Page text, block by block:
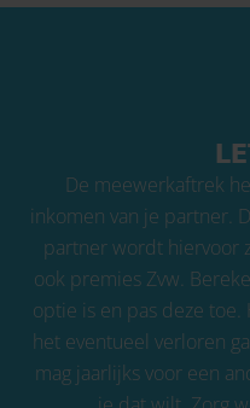
De meewerkaftrek
inkomen van je partner.
partner wordt hiervoor
ook premies Zvw.
optie is en pas deze
het eventueel verloren
mag jaarlijks voor een